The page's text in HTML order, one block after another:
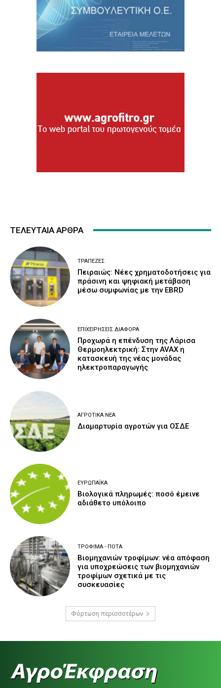
ΤΕΛΕΥΤΑΙΑ ΑΡΘΡΑ
ΤΡΆΠΕΖΕΣ
Πειραιώς: Νέες χρηματοδοτήσεις για
πράσινη και ψηφιακή μετάβαση
μέσω συμφωνίας με την EBRD
ΕΠΙΧΕΙΡΉΣΕΙΣ ΔΙΆΦΟΡΑ
Προχωρά η επένδυση της Λάρισα
Θερμοηλεκτρική: Στην AVAX η
κατασκευή της νέας μονάδας
ηλεκτροπαραγωγής
ΑΓΡΟΤΙΚΆ ΝΈΑ
Διαμαρτυρία αγροτών για ΟΣΔΕ
ΕΥΡΩΠΑΪΚΆ
Βιολογικά πληρωμές: ποσό έμεινε
αδιάθετο υπόλοιπο
ΤΡΌΦΙΜΑ - ΠΟΤΆ
Βιομηχανιών τροφίμων: νέα απόφαση
για υποχρεώσεις των βιομηχανιών
τροφίμων σχετικά με τις
συσκευασίες
Φόρτωση περισσοτέρων